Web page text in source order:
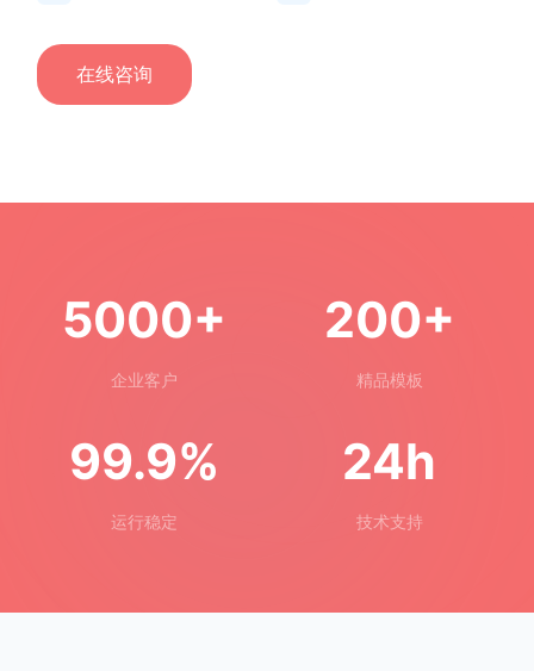
在线咨询
5000+
企业客户
200+
精品模板
99.9%
运行稳定
24h
技术支持